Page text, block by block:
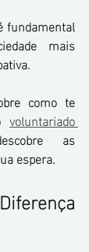
fundamental
mais
como te
voluntariado
as
espera.